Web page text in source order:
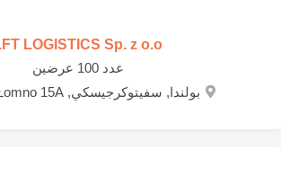
FT LOGISTICS Sp. z o.o.
‏ عدد 100 عرضين
بولندا, سفيتوكرجيسكي, Pawłów, Łomno 15A